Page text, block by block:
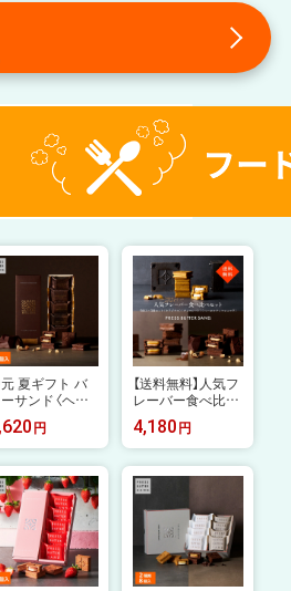
ション 蟹しゃ
カニ 蟹 かに む
刺身 生食用
ション それカ
夏ギフト バ
サンド〈ヘー
ナッツショコ
〉5個入 PRESS
SAND
し無料】2026
装 プチギフト
り お取り寄せ
ゼント 高級
土産
円
【送料無料】人気フ
レーバー食べ比べ
セット / PRESS B
UTTER SAND〈オ
リジナル〉〈チョコ
レート〉〈ヘーゼル
ナッツショコラ〉
の3フレーバーが
楽しめるスペシャ
ルセット 中元 夏
ギフト 2026 個包
装 プチギフト
4,180 円